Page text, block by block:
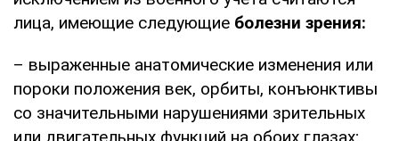
лица, имеющие следующие болезни зрения:
– выраженные анатомические изменения или
пороки положения век, орбиты, конъюнктивы
со значительными нарушениями зрительных
или двигательных функций на обоих глазах;